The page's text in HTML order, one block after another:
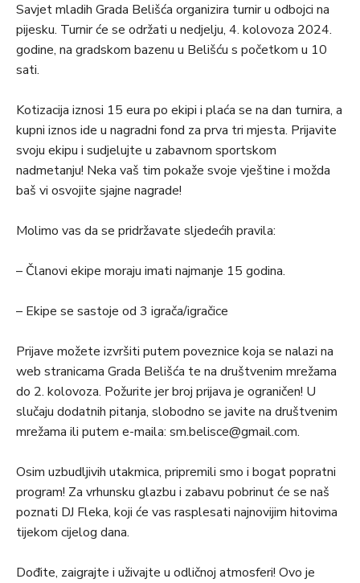
Savjet mladih Grada Belišća organizira turnir u odbojci na
pijesku. Turnir će se održati u nedjelju, 4. kolovoza 2024.
godine, na gradskom bazenu u Belišću s početkom u 10
sati.
Kotizacija iznosi 15 eura po ekipi i plaća se na dan turnira, a
kupni iznos ide u nagradni fond za prva tri mjesta. Prijavite
svoju ekipu i sudjelujte u zabavnom sportskom
nadmetanju! Neka vaš tim pokaže svoje vještine i možda
baš vi osvojite sjajne nagrade!
Molimo vas da se pridržavate sljedećih pravila:
– Članovi ekipe moraju imati najmanje 15 godina.
– Ekipe se sastoje od 3 igrača/igračice
Prijave možete izvršiti putem poveznice koja se nalazi na
web stranicama Grada Belišća te na društvenim mrežama
do 2. kolovoza. Požurite jer broj prijava je ograničen! U
slučaju dodatnih pitanja, slobodno se javite na društvenim
mrežama ili putem e-maila: sm.belisce@gmail.com.
Osim uzbudljivih utakmica, pripremili smo i bogat popratni
program! Za vrhunsku glazbu i zabavu pobrinut će se naš
poznati DJ Fleka, koji će vas rasplesati najnovijim hitovima
tijekom cijelog dana.
Dođite, zaigrajte i uživajte u odličnoj atmosferi! Ovo je